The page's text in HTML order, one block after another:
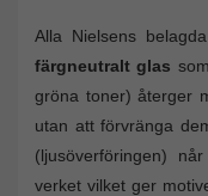
Alla Nielsens
färgneutralt glas
gröna toner) återger
utan att förvränga
(ljusöverföringen)
verket vilket ger